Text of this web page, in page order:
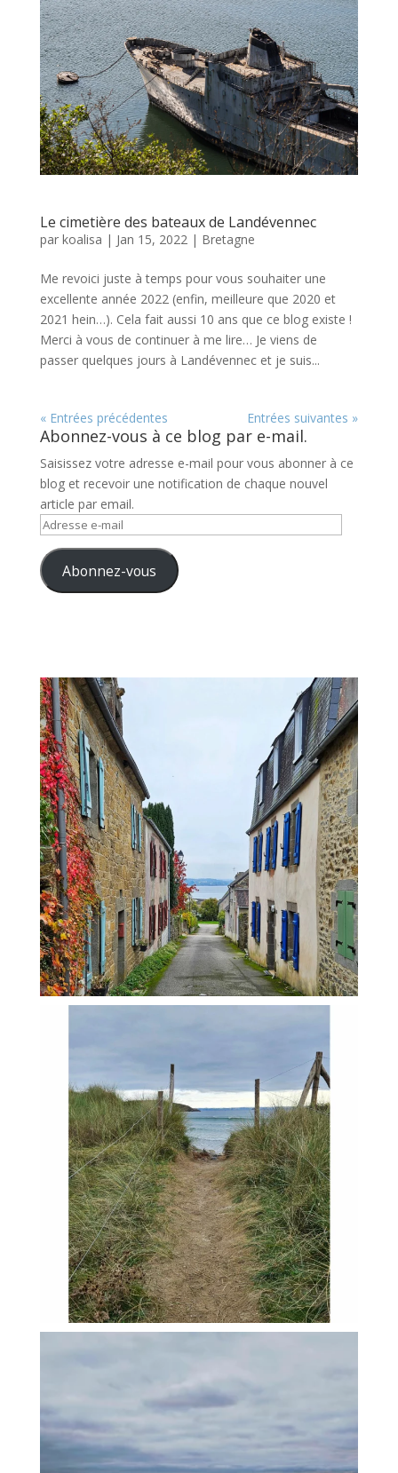
Le cimetière des bateaux de Landévennec
par koalisa | Jan 15, 2022| Bretagne
Me revoici juste à temps pour vous souhaiter une
excellente année 2022 (enfin, meilleure que 2020 et
2021 hein…). Cela fait aussi 10 ans que ce blog existe !
Merci à vous de continuer à me lire… Je viens de
passer quelques jours à Landévennec et je suis...
« Entrées précédentes Entrées suivantes »
Abonnez-vous à ce blog par e-mail.
Saisissez votre adresse e-mail pour vous abonner à ce
blog et recevoir une notification de chaque nouvel
article par email.
Adresse
mail Abonnez-vous